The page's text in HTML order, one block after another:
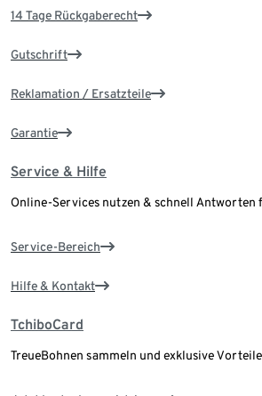
14 Tage Rückgaberecht
Gutschrift
Reklamation / Ersatzteile
Garantie
Service & Hilfe
Online-Services nutzen & schnell Antworten
Service-Bereich
Hilfe & Kontakt
TchiboCard
TreueBohnen sammeln und exklusive